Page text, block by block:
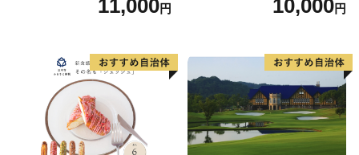
11,000円 10,000円